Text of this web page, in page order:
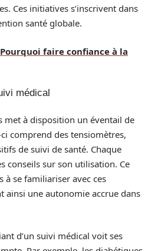
Ces initiatives s’inscrivent dans
santé globale.
Pourquoi faire confiance à la
médical
met à disposition un éventail de
comprend des tensiomètres,
de suivi de santé. Chaque
conseils sur son utilisation. Ce
à se familiariser avec ces
ainsi une autonomie accrue dans
d’un suivi médical voit ses